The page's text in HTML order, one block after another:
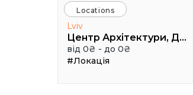
Locations
Lviv
Центр Архітектури, Дизайну та Урбаністики Порохова ВЕЖА
від 0₴ - до 0₴
#Локація